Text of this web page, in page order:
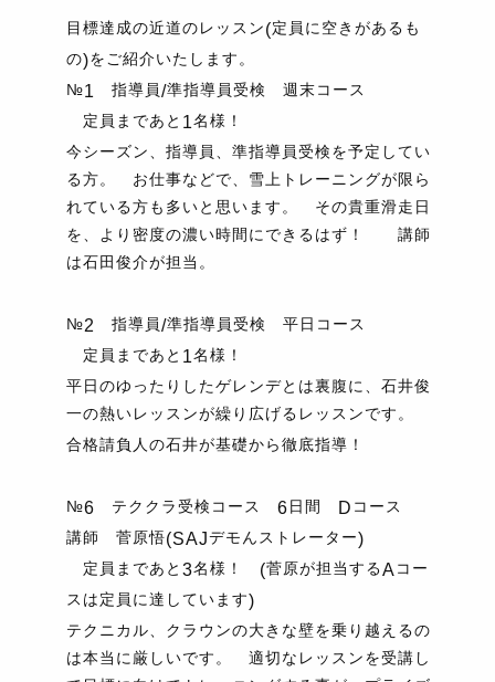
目標達成の近道のレッスン(定員に空きがあるも
の)をご紹介いたします。
№1 指導員/準指導員受検 週末コース
定員まであと 1名様！
今シーズン、指導員、準指導員受検を予定してい
る方。 お仕事などで、雪上トレーニングが限ら
れている方も多いと思います。 その貴重滑走日
を、より密度の濃い時間にできるはず！ 講師
は石田俊介が担当。
№2 指導員/準指導員受検 平日コース
定員まであと 1名様！
平日のゆったりしたゲレンデとは裏腹に、石井俊
一の熱いレッスンが繰り広げるレッスンです。
合格請負人の石井が基礎から徹底指導！
№6 テククラ受検コース6日間 D コース
講師 菅原悟(SAJデモんストレーター)
定員まであと 3名様！ (菅原が担当するAコー
スは定員に達しています)
テクニカル、クラウンの大きな壁を乗り越えるの
は本当に厳しいです。 適切なレッスンを受講し